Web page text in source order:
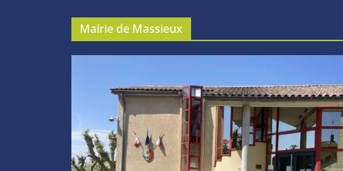
Mairie de Massieux